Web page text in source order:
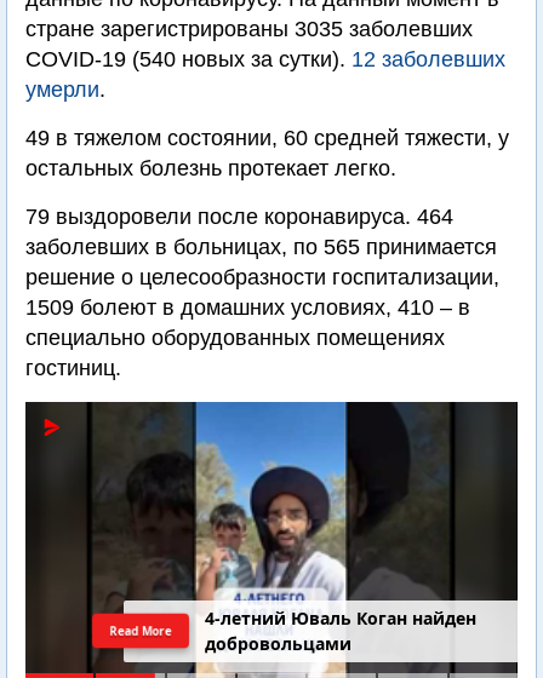
стране зарегистрированы 3035 заболевших
COVID-19 (540 новых за сутки). 12 заболевших
умерли.
49 в тяжелом состоянии, 60 средней тяжести, у
остальных болезнь протекает легко.
79 выздоровели после коронавируса. 464
заболевших в больницах, по 565 принимается
решение о целесообразности госпитализации,
1509 болеют в домашних условиях, 410 – в
специально оборудованных помещениях
гостиниц.
4-летний Юваль Коган найден
добровольцами
Read More